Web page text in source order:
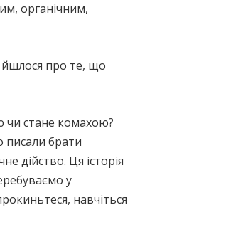
органічним,
йшлося про те, що
чи стане комахою?
писали брати
дійство. Ця історія
у
навчіться